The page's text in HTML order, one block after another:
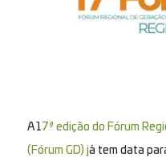
A 17ª edição do Fórum
(Fórum GD) já tem data